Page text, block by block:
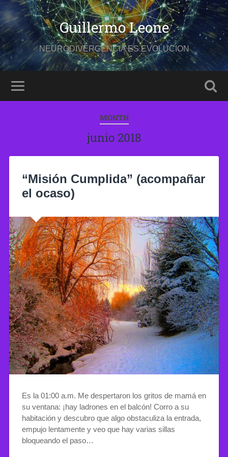
Guillermo Leone
NEURODIVERGENCIA ES EVOLUCION
MONTH
junio 2018
“Misión Cumplida” (acompañar
el ocaso)
Es la 01:00 a.m. Me despertaron los gritos de mamá en
su ventana: ¡hay ladrones en el balcón! Corro a su
habitación y descubro que algo obstaculiza la entrada,
empujo lentamente y veo que hay varias sillas
bloqueando el paso…